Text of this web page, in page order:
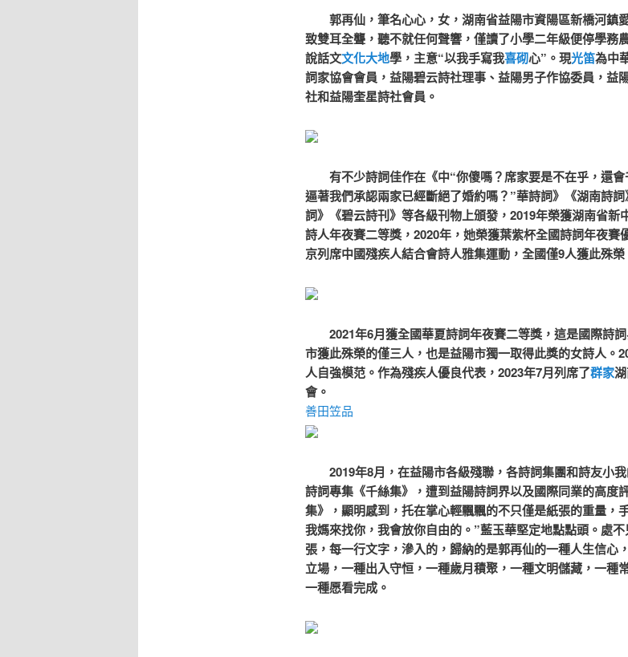
郭再仙，筆名心心，女，湖南省益陽市資陽區新橋河鎮
致雙耳全聾，聽不就任何聲響，僅讀了小學二年級便停學務
說話文文化大地學，主意“以我手寫我喜砌心”。現光笛為中
詞家協會會員，益陽碧云詩社理事、益陽男子作協委員，益
社和益陽奎星詩社會員。
有不少詩詞佳作在《中“你傻嗎？席家要是不在乎，還會
逼著我們承認兩家已經斷絕了婚約嗎？”華詩詞》《湖南詩
詞》《碧云詩刊》等各級刊物上頒發，2019年榮獲湖南省新
詩人年夜賽二等獎，2020年，她榮獲葉紫杯全國詩詞年夜賽
京列席中國殘疾人結合會詩人雅集運動，全國僅9人獲此殊榮
2021年6月獲全國華夏詩詞年夜賽二等獎，這是國際詩
市獲此殊榮的僅三人，也是益陽市獨一取得此獎的女詩人。
人自強模范。作為殘疾人優良代表，2023年7月列席了群家
會。
善田笠品
2019年8月，在益陽市各級殘聯，各詩詞集團和詩友小
詩詞專集《千絲集》，遭到益陽詩詞界以及國際同業的高度
集》，顯明感到，托在掌心輕飄飄的不只僅是紙張的重量，
我媽來找你，我會放你自由的。”藍玉華堅定地點點頭。處
張，每一行文字，滲入的，歸納的是郭再仙的一種人生信心
立場，一種出入守恒，一種歲月積聚，一種文明儲藏，一種
一種愿看完成。